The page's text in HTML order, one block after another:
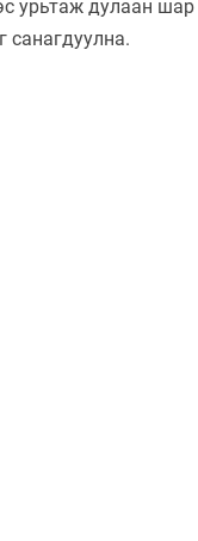
урьтаж дулаан
санагдуулна.